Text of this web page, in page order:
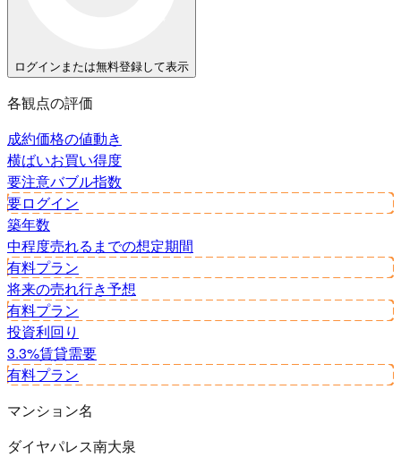
ログインまたは無料登録して表示
各観点の評価
成約価格の値動き
横ばいお買い得度
要注意バブル指数
要ログイン
築年数
中程度売れるまでの想定期間
有料プラン
将来の売れ行き予想
有料プラン
投資利回り
3.3%賃貸需要
有料プラン
マンション名
ダイヤパレス南大泉